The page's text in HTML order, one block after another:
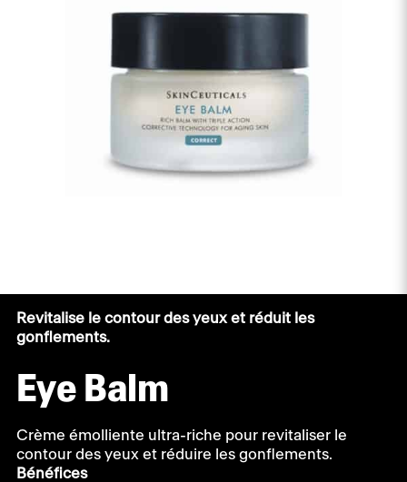
Revitalise le contour des yeux et réduit les
gonflements.
Eye Balm
Crème émolliente ultra-riche pour revitaliser le
contour des yeux et réduire les gonflements.
Bénéfices